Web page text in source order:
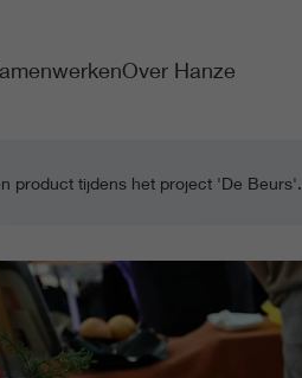
Over Hanze
product tijdens het project 'De Beurs'.